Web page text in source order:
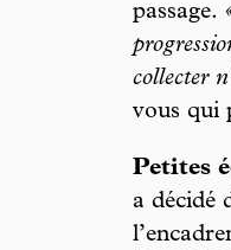
passage.
collecter
vous qui
Petites
a décidé